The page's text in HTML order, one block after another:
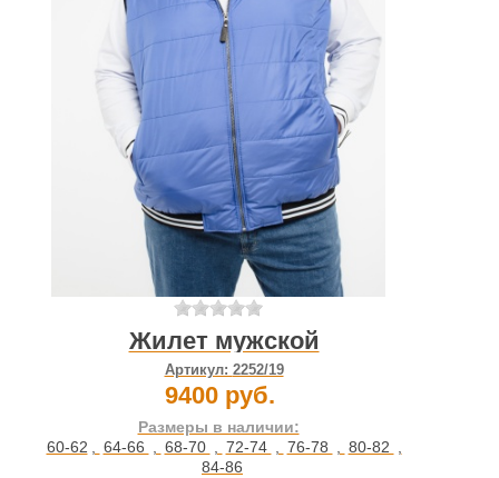
Жилет мужской
Артикул: 2252/19
9400 руб.
Размеры в наличии:
60-62 , 64-66 , 68-70 , 72-74 , 76-78 , 80-82 ,
84-86